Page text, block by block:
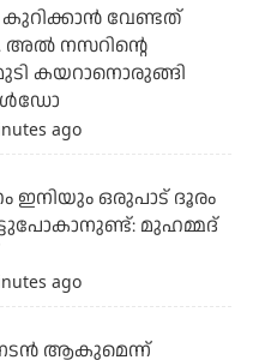
കുറിക്കാന്‍ വേണ്ടത്
അല്‍ നസറിന്റെ
കയറാനൊരുങ്ങി
ago
ഇനിയും ഒരുപാട് ദൂരം
മുഹമ്മദ്
ago
ആകുമെന്ന്